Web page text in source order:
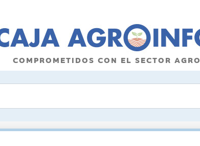
COMPROMETIDOS CON EL SECTOR AGRO